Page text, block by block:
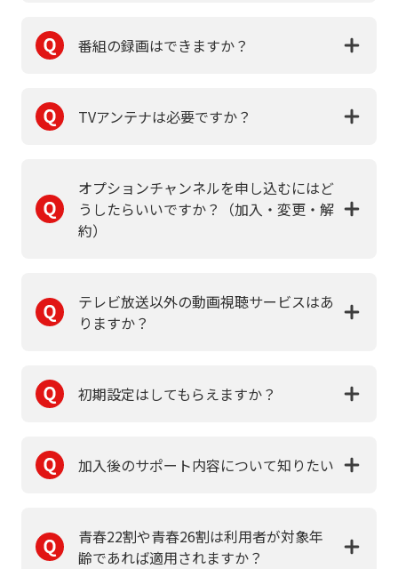
番組の録画はできますか？
TVアンテナは必要ですか？
オプションチャンネルを申し込むにはど
うしたらいいですか？（加入・変更・解
約）
テレビ放送以外の動画視聴サービスはあ
りますか？
初期設定はしてもらえますか？
加入後のサポート内容について知りたい
青春22割や青春26割は利用者が対象年
齢であれば適用されますか？